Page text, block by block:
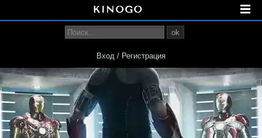
ok
Вход / Регистрация